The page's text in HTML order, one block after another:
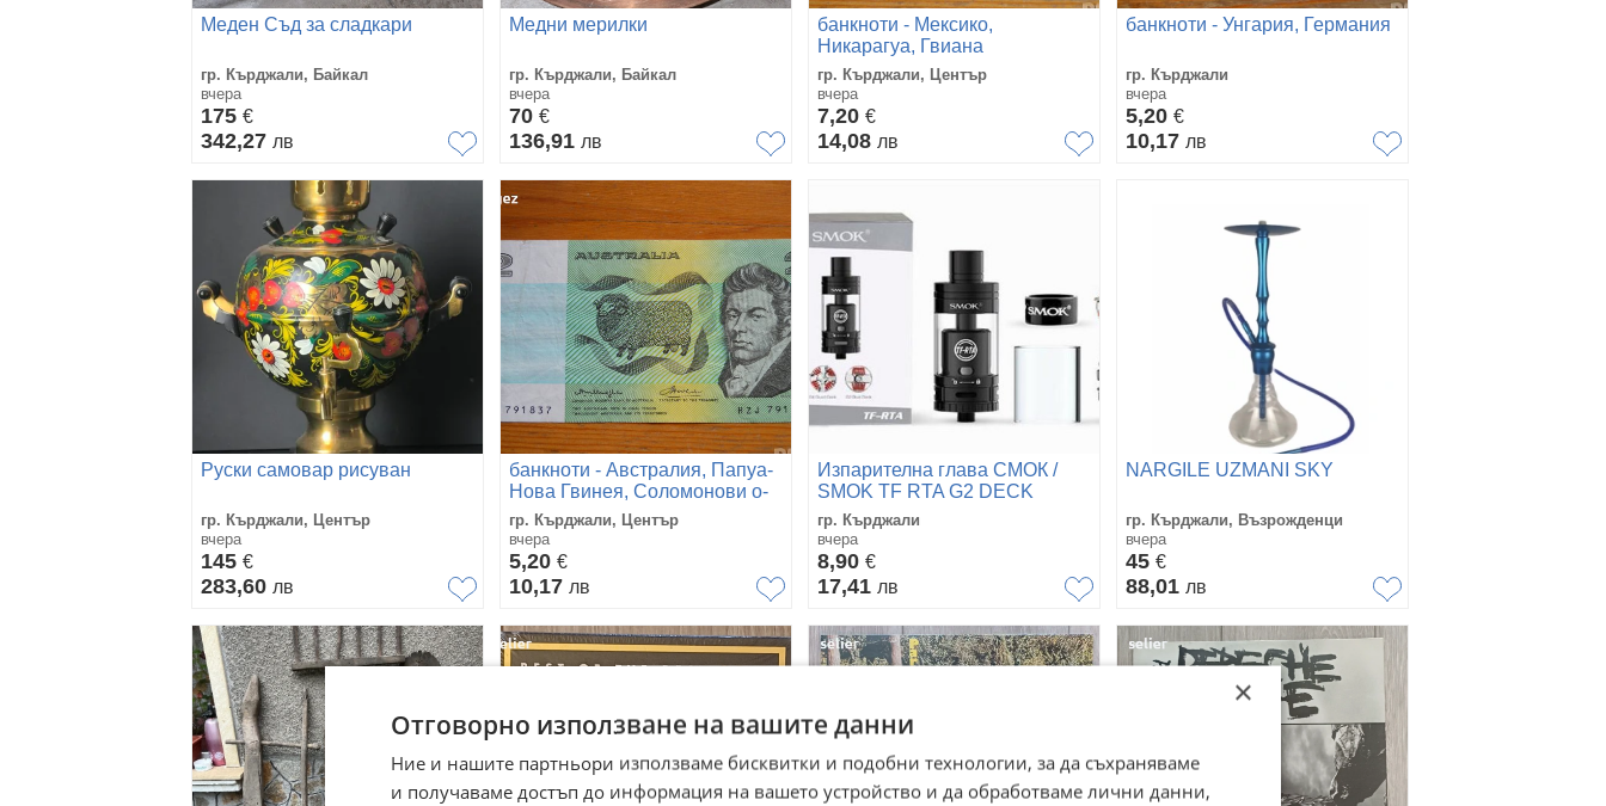
Меден Съд за сладкари
гр. Кърджали, Байкал
вчера
175 €
342,27 лв
Медни мерилки
гр. Кърджали, Байкал
вчера
70 €
136,91 лв
банкноти - Мексико,
Никарагуа, Гвиана
гр. Кърджали, Център
вчера
7,20 €
14,08 лв
банкноти - Унгария, Германия
гр. Кърджали
вчера
5,20 €
10,17 лв
Руски самовар рисуван
гр. Кърджали, Център
вчера
145 €
283,60 лв
банкноти - Австралия, Папуа-
Нова Гвинея, Соломонови о-
ви
гр. Кърджали, Център
вчера
5,20 €
10,17 лв
Изпарителна глава СМОК /
SMOK TF RTA G2 DECK
гр. Кърджали
вчера
8,90 €
17,41 лв
NARGILE UZMANI SKY
гр. Кърджали, Възрожденци
вчера
45 €
88,01 лв
×
Отговорно използване на вашите данни
Ние и нашите партньори използваме бисквитки и подобни технологии, за да съхраняваме
и получаваме достъп до информация на вашето устройство и да обработваме лични данни,